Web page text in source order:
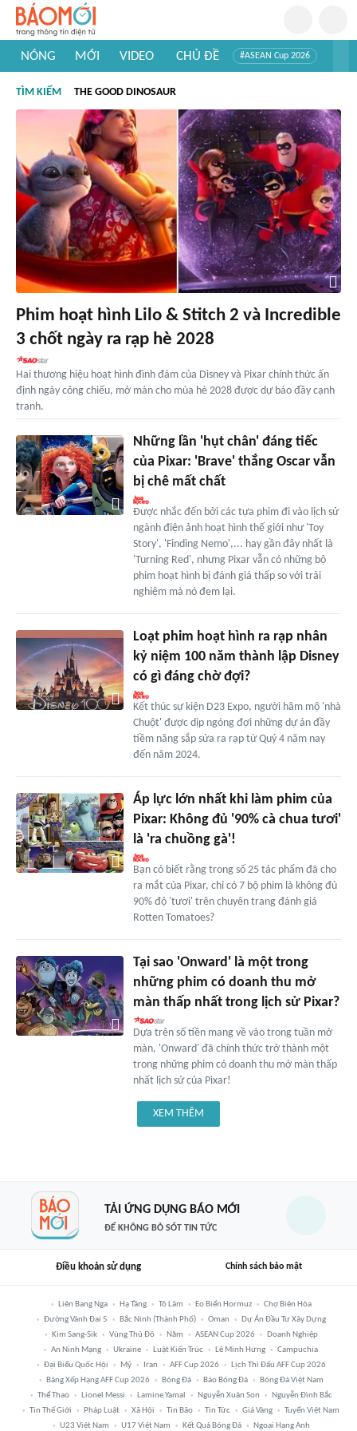
NÓNG MỚI VIDEO CHỦ ĐỀ #ASEAN Cup 2026
#Khám phá thế giới
TÌM KIẾM THE GOOD DINOSAUR
Phim hoạt hình Lilo & Stitch 2 và Incredible
3 chốt ngày ra rạp hè 2028
Hai thương hiệu hoạt hình đình đám của Disney và Pixar chính thức ấn
định ngày công chiếu, mở màn cho mùa hè 2028 được dự báo đầy cạnh
tranh.
Những lần 'hụt chân' đáng tiếc
của Pixar: 'Brave' thắng Oscar vẫn
bị chê mất chất
Được nhắc đến bởi các tựa phim đi vào lịch sử
ngành điện ảnh hoạt hình thế giới như 'Toy
Story', 'Finding Nemo',... hay gần đây nhất là
'Turning Red', nhưng Pixar vẫn có những bộ
phim hoạt hình bị đánh giá thấp so với trải
nghiệm mà nó đem lại.
Loạt phim hoạt hình ra rạp nhân
kỷ niệm 100 năm thành lập Disney
có gì đáng chờ đợi?
Kết thúc sự kiện D23 Expo, người hâm mộ 'nhà
Chuột' được dịp ngóng đợi những dự án đầy
tiềm năng sắp sửa ra rạp từ Quý 4 năm nay
đến năm 2024.
Áp lực lớn nhất khi làm phim của
Pixar: Không đủ '90% cà chua tươi'
là 'ra chuồng gà'!
Bạn có biết rằng trong số 25 tác phẩm đã cho
ra mắt của Pixar, chỉ có 7 bộ phim là không đủ
90% độ 'tươi' trên chuyên trang đánh giá
Rotten Tomatoes?
Tại sao 'Onward' là một trong
những phim có doanh thu mở
màn thấp nhất trong lịch sử Pixar?
Dựa trên số tiền mang về vào trong tuần mở
màn, 'Onward' đã chính thức trở thành một
trong những phim có doanh thu mở màn thấp
nhất lịch sử của Pixar!
XEM THÊM
TẢI ỨNG DỤNG BÁO MỚI
ĐỂ KHÔNG BỎ SÓT TIN TỨC
Điều khoản sử dụng Chính sách bảo mật
Liên Bang Nga Hạ Tầng Tô Lâm Eo Biển Hormuz
Chợ Biên Hòa
Đường Vành Đai 5
Bắc Ninh (thành Phố) Oman
Dự Án Đầu Tư Xây Dựng
Kim Sang-Sik
Vùng Thủ Đô Năm ASEAN Cup 2026
Doanh Nghiệp
An Ninh Mạng
Ukraine Luật Kiến Trúc Lê Minh Hưng
Campuchia
Đại Biểu Quốc Hội
Mỹ Iran AFF Cup 2026
Lịch Thi Đấu AFF Cup 2026
Bảng Xếp Hạng AFF Cup 2026
Bóng Đá Báo Bóng Đá
Bóng Đá Việt Nam
Thể Thao
Lionel Messi Lamine Yamal Nguyễn Xuân Son
Nguyễn Đình Bắc
Tin Thế Giới
Pháp Luật Xã Hội Tin Bão Tin Tức Giá Vàng
Tuyển Việt Nam
U23 Việt Nam
U17 Việt Nam Kết Quả Bóng Đá Ngoại Hạng Anh